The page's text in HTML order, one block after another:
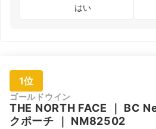
はい
1位
ゴールドウイン
THE NORTH FACE ｜ BC
クポーチ ｜ NM82502